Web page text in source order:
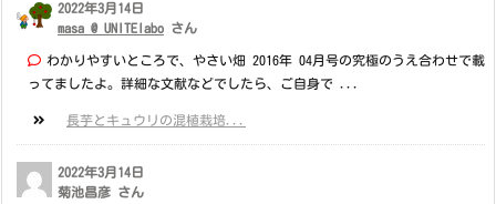
2022年3月14日
masa @ UNITElabo さん
わかりやすいところで、やさい畑 2016年 04月号の究極のうえ合わせで載
ってましたよ。詳細な文献などでしたら、ご自身で ...
長芋とキュウリの混植栽培...
2022年3月14日
菊池昌彦 さん